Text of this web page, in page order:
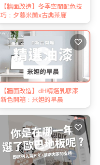
【牆面改造】冬季空間配色技
巧：夕暮米蘭x古典茶廊
【牆面改造】dH精選乳膠漆
新色開箱：米妲的早晨
♡
♡